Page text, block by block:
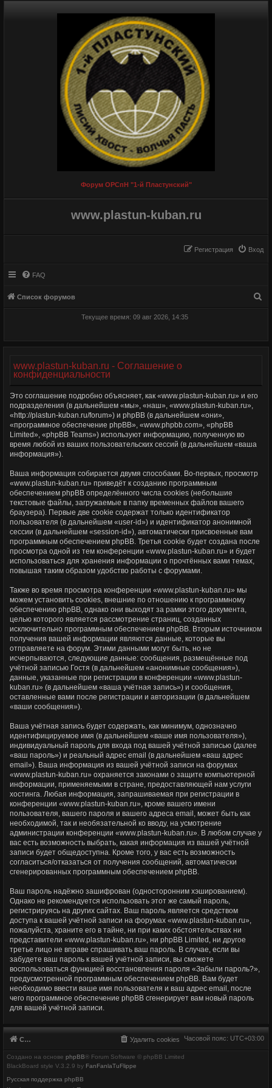
Форум ОРСпН "1-й Пластунский"
www.plastun-kuban.ru
Вход
Регистрация
FAQ
Список форумов
Текущее время: 09 авг 2026, 14:35
www.plastun-kuban.ru - Соглашение о
конфиденциальности
Это соглашение подробно объясняет, как «www.plastun-kuban.ru» и его
подразделения (в дальнейшем «мы», «наш», «www.plastun-kuban.ru»,
«http://plastun-kuban.ru/forum») и phpBB (в дальнейшем «они»,
«программное обеспечение phpBB», «www.phpbb.com», «phpBB
Limited», «phpBB Teams») используют информацию, полученную во
время любой из ваших пользовательских сессий (в дальнейшем «ваша
информация»).
Ваша информация собирается двумя способами. Во-первых, просмотр
«www.plastun-kuban.ru» приведёт к созданию программным
обеспечением phpBB определённого числа cookies (небольшие
текстовые файлы, загружаемые в папку временных файлов вашего
браузера). Первые две cookie содержат только идентификатор
пользователя (в дальнейшем «user-id») и идентификатор анонимной
сессии (в дальнейшем «session-id»), автоматически присвоенные вам
программным обеспечением phpBB. Третья cookie будет создана после
просмотра одной из тем конференции «www.plastun-kuban.ru» и будет
использоваться для хранения информации о прочтённых вами темах,
повышая таким образом удобство работы с форумами.
Также во время просмотра конференции «www.plastun-kuban.ru» мы
можем установить cookies, внешние по отношению к программному
обеспечению phpBB, однако они выходят за рамки этого документа,
целью которого является рассмотрение страниц, созданных
исключительно программным обеспечением phpBB. Вторым источником
получения вашей информации являются данные, которые вы
отправляете на форум. Этими данными могут быть, но не
исчерпываются, следующие данные: сообщения, размещённые под
учётной записью Гостя (в дальнейшем «анонимные сообщения»),
данные, указанные при регистрации в конференции «www.plastun-
kuban.ru» (в дальнейшем «ваша учётная запись») и сообщения,
оставленные вами после регистрации и авторизации (в дальнейшем
«ваши сообщения»).
Ваша учётная запись будет содержать, как минимум, однозначно
идентифицируемое имя (в дальнейшем «ваше имя пользователя»),
индивидуальный пароль для входа под вашей учётной записью (далее
«ваш пароль») и реальный адрес email (в дальнейшем «ваш адрес
email»). Ваша информация из вашей учётной записи на форумах
«www.plastun-kuban.ru» охраняется законами о защите компьютерной
информации, применяемыми в стране, предоставляющей нам услуги
хостинга. Любая информация, запрашиваемая при регистрации в
конференции «www.plastun-kuban.ru», кроме вашего имени
пользователя, вашего пароля и вашего адреса email, может быть как
необходимой, так и необязательной ко вводу, на усмотрение
администрации конференции «www.plastun-kuban.ru». В любом случае у
вас есть возможность выбрать, какая информация из вашей учётной
записи будет общедоступна. Кроме того, у вас есть возможность
согласиться/отказаться от получения сообщений, автоматически
сгенерированных программным обеспечением phpBB.
Ваш пароль надёжно зашифрован (односторонним хэшированием).
Однако не рекомендуется использовать этот же самый пароль,
регистрируясь на других сайтах. Ваш пароль является средством
доступа к вашей учётной записи на форумах «www.plastun-kuban.ru»,
пожалуйста, храните его в тайне, ни при каких обстоятельствах ни
представители «www.plastun-kuban.ru», ни phpBB Limited, ни другое
третье лицо не вправе спрашивать ваш пароль. В случае, если вы
забудете ваш пароль к вашей учётной записи, вы сможете
воспользоваться функцией восстановления пароля «Забыли пароль?»,
предусмотренной программным обеспечением phpBB. Вам будет
необходимо ввести ваше имя пользователя и ваш адрес email, после
чего программное обеспечение phpBB сгенерирует вам новый пароль
для вашей учётной записи.
Список форумов Часовой пояс: UTC+03:00
Удалить cookies
Создано на основе phpBB® Forum Software © phpBB Limited
BlackBoard style V.3.2.9 by FanFanlaTuFlippe
Русская поддержка phpBB